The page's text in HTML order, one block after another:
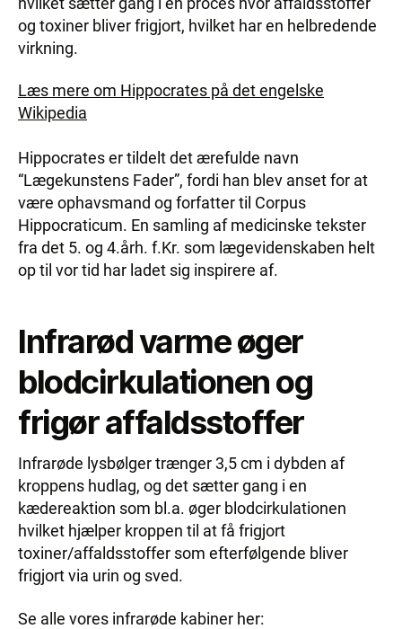
og toxiner bliver frigjort, hvilket har en helbredende
virkning.
Læs mere om Hippocrates på det engelske
Wikipedia
Hippocrates er tildelt det ærefulde navn
“Lægekunstens Fader”, fordi han blev anset for at
være ophavsmand og forfatter til Corpus
Hippocraticum. En samling af medicinske tekster
fra det 5. og 4.årh. f.Kr. som lægevidenskaben helt
op til vor tid har ladet sig inspirere af.
Infrarød varme øger
blodcirkulationen og
frigør affaldsstoffer
Infrarøde lysbølger trænger 3,5 cm i dybden af
kroppens hudlag, og det sætter gang i en
kædereaktion som bl.a. øger blodcirkulationen
hvilket hjælper kroppen til at få frigjort
toxiner/affaldsstoffer som efterfølgende bliver
frigjort via urin og sved.
Se alle vores infrarøde kabiner her: